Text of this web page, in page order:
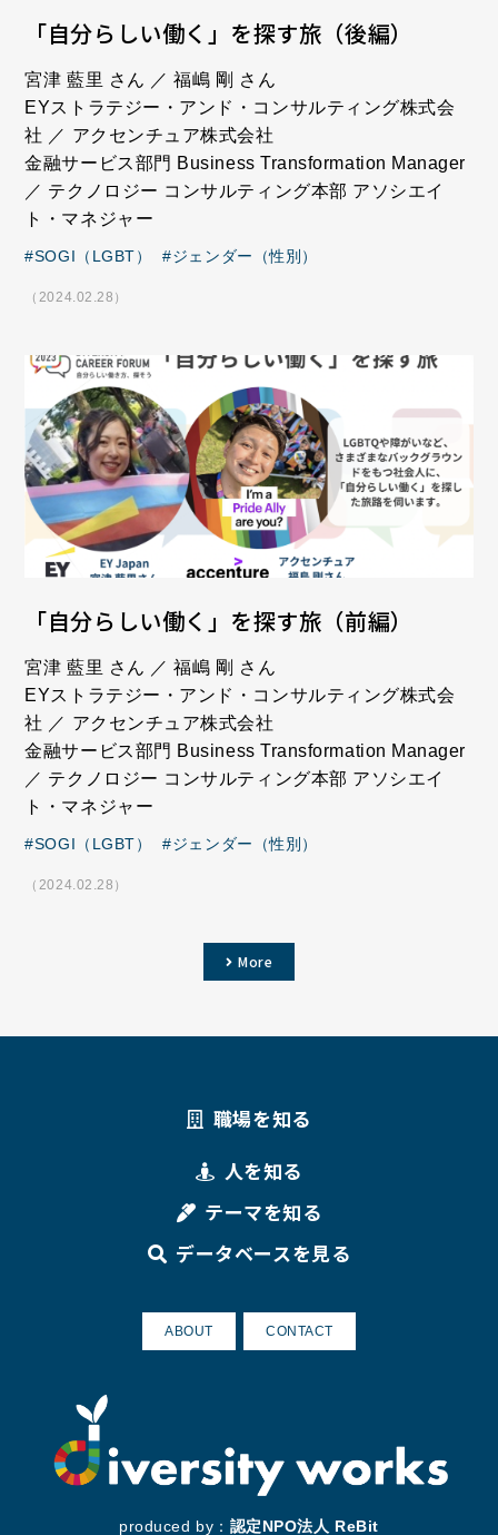
「自分らしい働く」を探す旅（後編）
宮津 藍里 さん ／ 福嶋 剛 さん
EYストラテジー・アンド・コンサルティング株式会
社 ／ アクセンチュア株式会社
金融サービス部門 Business Transformation Manager
／ テクノロジー コンサルティング本部 アソシエイ
ト・マネジャー
SOGI（LGBT） ジェンダー（性別）
（2024.02.28）
「自分らしい働く」を探す旅（前編）
宮津 藍里 さん ／ 福嶋 剛 さん
EYストラテジー・アンド・コンサルティング株式会
社 ／ アクセンチュア株式会社
金融サービス部門 Business Transformation Manager
／ テクノロジー コンサルティング本部 アソシエイ
ト・マネジャー
SOGI（LGBT） ジェンダー（性別）
（2024.02.28）
More
職場を知る
人を知る
テーマを知る
データベースを見る
ABOUT CONTACT
produced by： 認定NPO法人 ReBit